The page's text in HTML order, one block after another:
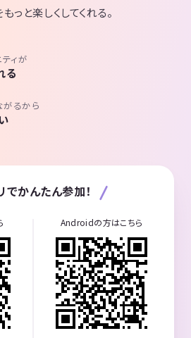
っと楽しくしてくれる。
ィが
る
るから
でかんたん参加！
Androidの方はこちら